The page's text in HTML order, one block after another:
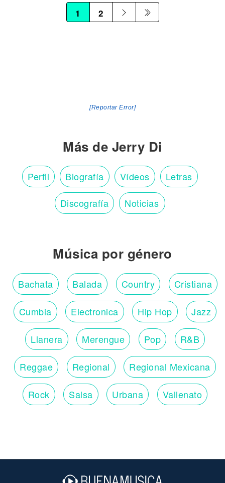
1 2
[Reportar Error]
Más de Jerry Di
Perfil Biografía Vídeos Letras
Discografía Noticias
Música por género
Bachata Balada Country Cristiana
Cumbia Electronica Hip Hop Jazz
Llanera Merengue Pop R&B
Reggae Regional Regional Mexicana
Rock Salsa Urbana Vallenato